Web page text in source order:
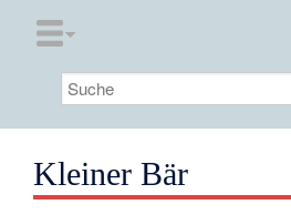
Kleiner Bär